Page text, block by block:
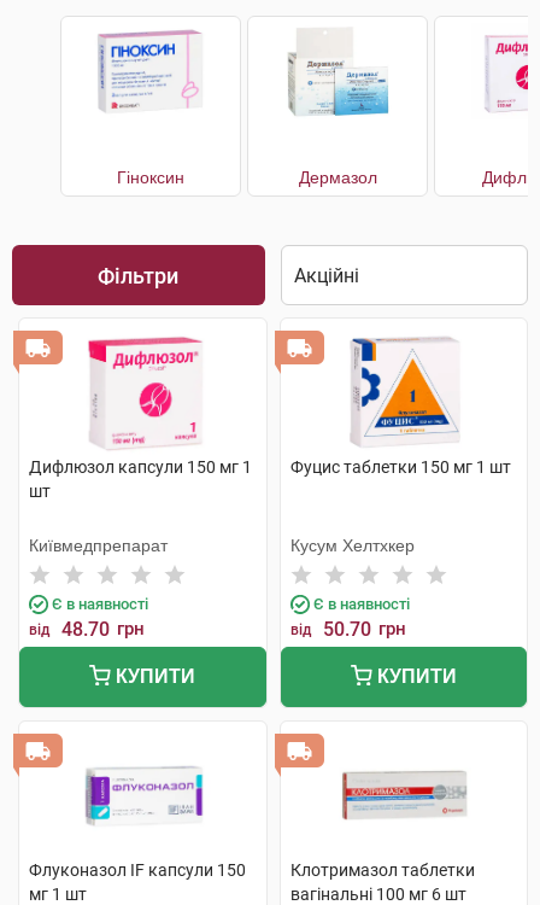
Гіноксин Дермазол
Фільтри
Дифлюзол капсули 150 мг 1
шт
Київмедпрепарат
Є в наявності
від 48.70 грн
КУПИТИ
Фуцис таблетки 150 мг 1 шт
Кусум Хелтхкер
Є в наявності
від 50.70 грн
КУПИТИ
Флуконазол IF капсули 150
мг 1 шт
Клотримазол таблетки
вагінальні 100 мг 6 шт